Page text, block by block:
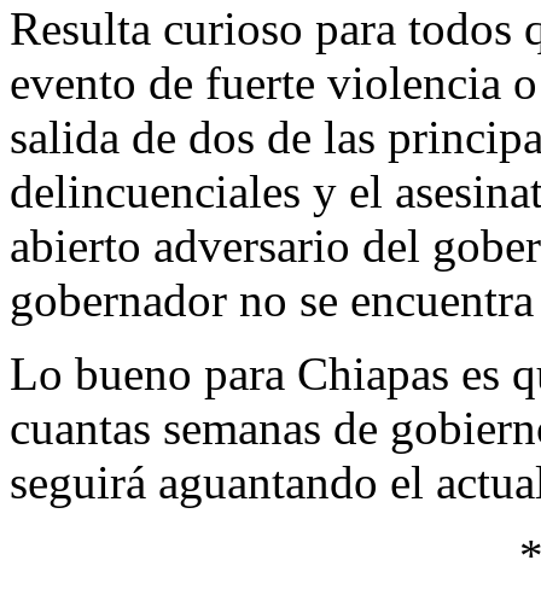
Resulta curioso para todos
evento de fuerte violencia
salida de dos de las
delincuenciales y el
abierto adversario del
gobernador no se
Lo bueno para Chiapas es
cuantas semanas de
seguirá aguantando el